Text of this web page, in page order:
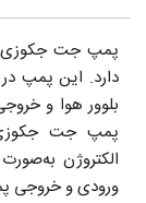
پمپ جت جکوزی
دارد. این پمپ
بلوور هوا و
الکتروژن
ورودی و خروجی پمپ جت